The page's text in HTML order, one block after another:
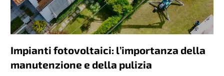
Impianti fotovoltaici: l’importanza della
manutenzione e della pulizia